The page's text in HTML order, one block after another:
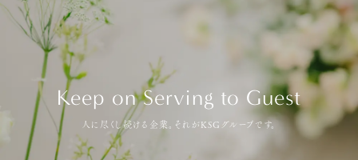
Keep on Serving to Guest
人に尽くし続ける企業。それがKSGグループです。